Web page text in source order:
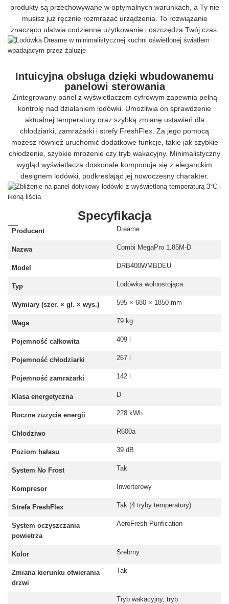
produkty są przechowywane w optymalnych warunkach, a Ty nie
musisz już ręcznie rozmrażać urządzenia. To rozwiązanie
znacząco ułatwia codzienne użytkowanie i oszczędza Twój czas.
Intuicyjna obsługa dzięki wbudowanemu
panelowi sterowania
Zintegrowany panel z wyświetlaczem cyfrowym zapewnia pełną
kontrolę nad działaniem lodówki. Umożliwia on sprawdzenie
aktualnej temperatury oraz szybką zmianę ustawień dla
chłodziarki, zamrażarki i strefy FreshFlex. Za jego pomocą
możesz również uruchomić dodatkowe funkcje, takie jak szybkie
chłodzenie, szybkie mrożenie czy tryb wakacyjny. Minimalistyczny
wygląd wyświetlacza doskonale komponuje się z eleganckim
designem lodówki, podkreślając jej nowoczesny charakter.
Specyfikacja
Producent Dreame
Nazwa Combi MegaPro 1.85M-D
Model DRB400WMBDEU
Typ Lodówka wolnostojąca
Wymiary (szer. × gł. × wys.) 595 × 680 × 1850 mm
Waga 79 kg
Pojemność całkowita 409 l
Pojemność chłodziarki 267 l
Pojemność zamrażarki 142 l
Klasa energetyczna D
Roczne zużycie energii 228 kWh
Chłodziwo R600a
Poziom hałasu 39 dB
System No Frost Tak
Kompresor Inwerterowy
Strefa FreshFlex Tak (4 tryby temperatury)
System oczyszczania
powietrza
AeroFresh Purification
Kolor Srebrny
Zmiana kierunku otwierania
drzwi
Tak
Tryb wakacyjny, tryb